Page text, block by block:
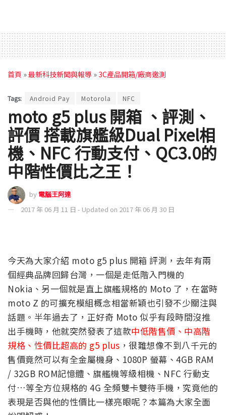
首頁 »最新科技新聞與報導 »3C產品開箱/廠商邀測
Tags: Android Pay Motorola NFC
moto g5 plus 開箱 、評測、
評價 搭載旗艦級Dual Pixel相
機、NFC 行動支付、QC3.0的
中階性價比之王！
by 電腦王阿達
2017 年 06 月 11 日 - Updated on 2017 年 06 月 30 日
今天為大家介紹 moto g5 plus 開箱 評測，去年有兩
個經典品牌回歸台灣，一個是走低階入門機的
Nokia、另一個就是直上旗艦規格的 Moto 了，在當時
moto Z 的可擴充模組概念相當新穎也引發不少關注與
話題。半年過去了，正好奇 Moto 似乎有段時間沒推
出手機時，他就突然發表了這款中低階售價、中高階
規格、性價比超高的 g5 plus ，很難想像不到八千元的
售價竟然可以有全金屬機身、1080P 螢幕、4GB RAM
/ 32GB ROM記憶體、旗艦機等級相機、NFC 行動支
付…等全方位規格的 4G 全頻雙卡雙待手機，究竟他的
表現是否與他的性價比一樣亮眼呢？本篇為大家全面